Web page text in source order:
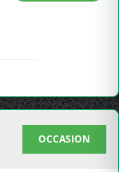
OCCASION